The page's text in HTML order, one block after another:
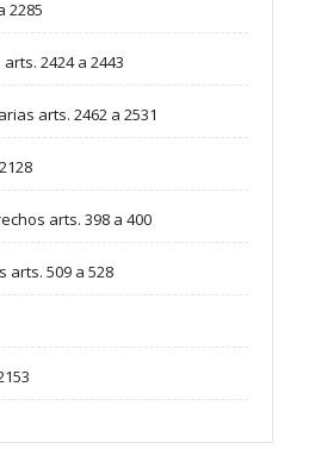
2285
2424 a 2443
arts. 2462 a 2531
arts. 398 a 400
arts. 509 a 528